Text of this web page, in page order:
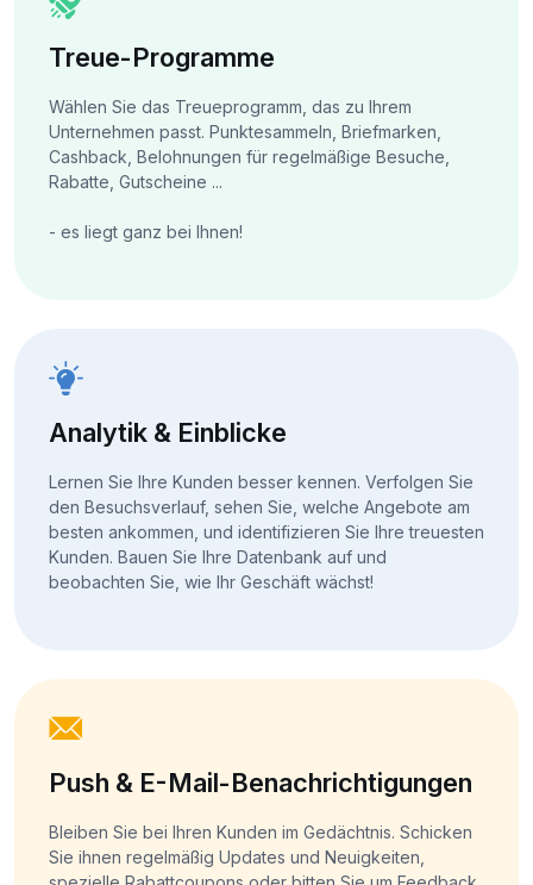
Treue-Programme
Wählen Sie das Treueprogramm, das zu Ihrem
Unternehmen passt. Punktesammeln, Briefmarken,
Cashback, Belohnungen für regelmäßige Besuche,
Rabatte, Gutscheine ...
- es liegt ganz bei Ihnen!
Analytik & Einblicke
Lernen Sie Ihre Kunden besser kennen. Verfolgen Sie
den Besuchsverlauf, sehen Sie, welche Angebote am
besten ankommen, und identifizieren Sie Ihre treuesten
Kunden. Bauen Sie Ihre Datenbank auf und
beobachten Sie, wie Ihr Geschäft wächst!
Push & E-Mail-Benachrichtigungen
Bleiben Sie bei Ihren Kunden im Gedächtnis. Schicken
Sie ihnen regelmäßig Updates und Neuigkeiten,